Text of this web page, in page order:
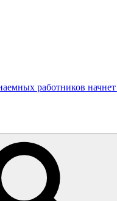
работников начнет